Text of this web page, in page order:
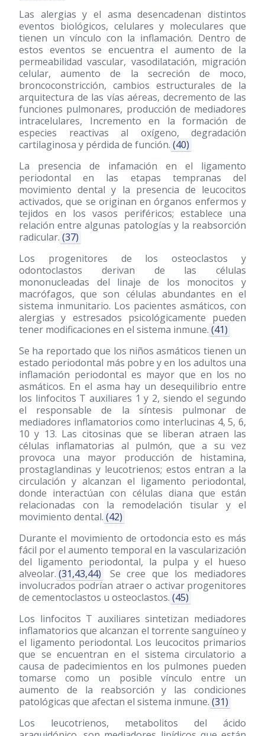
Las alergias y el asma desencadenan distintos
eventos biológicos, celulares y moleculares que
tienen un vínculo con la inflamación. Dentro de
estos eventos se encuentra el aumento de la
permeabilidad vascular, vasodilatación, migración
celular, aumento de la secreción de moco,
broncoconstricción, cambios estructurales de la
arquitectura de las vías aéreas, decremento de las
funciones pulmonares, producción de mediadores
intracelulares, Incremento en la formación de
especies reactivas al oxígeno, degradación
cartilaginosa y pérdida de función. (40)
La presencia de infamación en el ligamento
periodontal en las etapas tempranas del
movimiento dental y la presencia de leucocitos
activados, que se originan en órganos enfermos y
tejidos en los vasos periféricos; establece una
relación entre algunas patologías y la reabsorción
radicular. (37)
Los progenitores de los osteoclastos y
odontoclastos derivan de las células
mononucleadas del linaje de los monocitos y
macrófagos, que son células abundantes en el
sistema inmunitario. Los pacientes asmáticos, con
alergias y estresados psicológicamente pueden
tener modificaciones en el sistema inmune. (41)
Se ha reportado que los niños asmáticos tienen un
estado periodontal más pobre y en los adultos una
inflamación periodontal es mayor que en los no
asmáticos. En el asma hay un desequilibrio entre
los linfocitos T auxiliares 1 y 2, siendo el segundo
el responsable de la síntesis pulmonar de
mediadores inflamatorios como interlucinas 4, 5, 6,
10 y 13. Las citosinas que se liberan atraen las
células inflamatorias al pulmón, que a su vez
provoca una mayor producción de histamina,
prostaglandinas y leucotrienos; estos entran a la
circulación y alcanzan el ligamento periodontal,
donde interactúan con células diana que están
relacionadas con la remodelación tisular y el
movimiento dental. (42)
Durante el movimiento de ortodoncia esto es más
fácil por el aumento temporal en la vascularización
del ligamento periodontal, la pulpa y el hueso
alveolar. (31,43,44)
Se cree que los mediadores
involucrados podrían atraer o activar progenitores
de cementoclastos u osteoclastos. (45)
Los linfocitos T auxiliares sintetizan mediadores
inflamatorios que alcanzan el torrente sanguíneo y
el ligamento periodontal. Los leucocitos primarios
que se encuentran en el sistema circulatorio a
causa de padecimientos en los pulmones pueden
tomarse como un posible vínculo entre un
aumento de la reabsorción y las condiciones
patológicas que afectan el sistema inmune. (31)
Los leucotrienos, metabolitos del ácido